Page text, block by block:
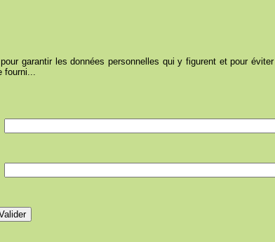
garantir les données personnelles qui y figurent et pour